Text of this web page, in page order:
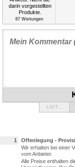
87Wertungen
LÄDT...
1
Offenlegung -
Wir erhalten bei einer
vom Anbieter.
Alle Preise enthalten